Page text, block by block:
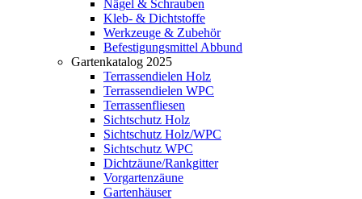
Nägel & Schrauben
Kleb- & Dichtstoffe
Werkzeuge & Zubehör
Befestigungsmittel Abbund
Gartenkatalog 2025
Terrassendielen Holz
Terrassendielen WPC
Terrassenfliesen
Sichtschutz Holz
Sichtschutz Holz/WPC
Sichtschutz WPC
Dichtzäune/Rankgitter
Vorgartenzäune
Gartenhäuser